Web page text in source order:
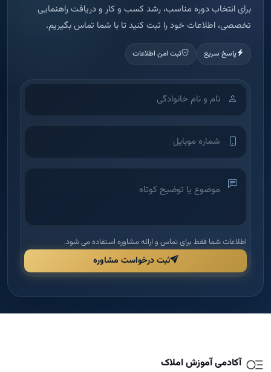
برای انتخاب دوره مناسب، رشد کسب و کار و دریافت راهنمایی
تخصصی، اطلاعات خود را ثبت کنید تا با شما تماس بگیریم.
پاسخ سریع ثبت امن اطلاعات
اطلاعات شما فقط برای تماس و ارائه مشاوره استفاده می شود.
ثبت درخواست مشاوره
آکادمی آموزش املاک